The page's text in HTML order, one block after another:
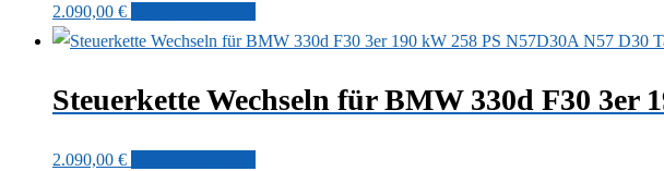
2.090,00 €
Steuerkette Wechseln für BMW 330d F30 3er
2.090,00 €